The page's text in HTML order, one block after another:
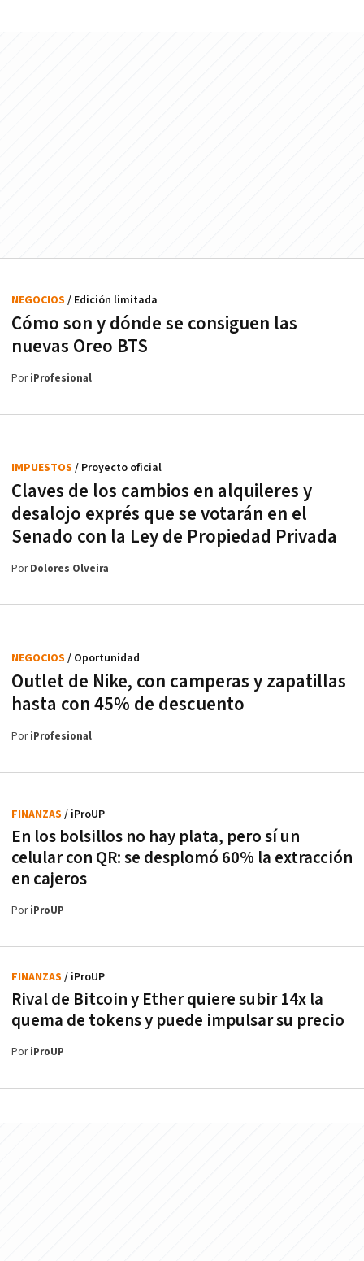
Cómo son y dónde se consiguen las
nuevas Oreo BTS
NEGOCIOS / Edición limitada
PoriProfesional
Claves de los cambios en alquileres y
desalojo exprés que se votarán en el
Senado con la Ley de Propiedad Privada
IMPUESTOS / Proyecto oficial
PorDolores Olveira
Outlet de Nike, con camperas y zapatillas
hasta con 45% de descuento
NEGOCIOS / Oportunidad
PoriProfesional
En los bolsillos no hay plata, pero sí un
celular con QR: se desplomó 60% la extracción
en cajeros
FINANZAS / iProUP
PoriProUP
Rival de Bitcoin y Ether quiere subir 14x la
quema de tokens y puede impulsar su precio
FINANZAS / iProUP
PoriProUP